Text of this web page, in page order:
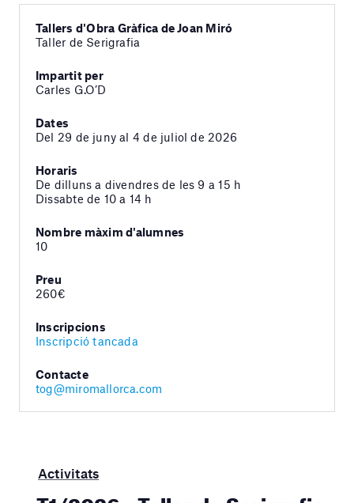
Tallers d'Obra Gràfica de Joan Miró
Taller de Serigrafia
Impartit per
Carles G.O’D
Dates
Del 29 de juny al 4 de juliol de 2026
Horaris
De dilluns a divendres de les 9 a 15 h
Dissabte de 10 a 14 h
Nombre màxim d'alumnes
10
Preu
260€
Inscripcions
Inscripció tancada
Contacte
tog@miromallorca.com
Activitats